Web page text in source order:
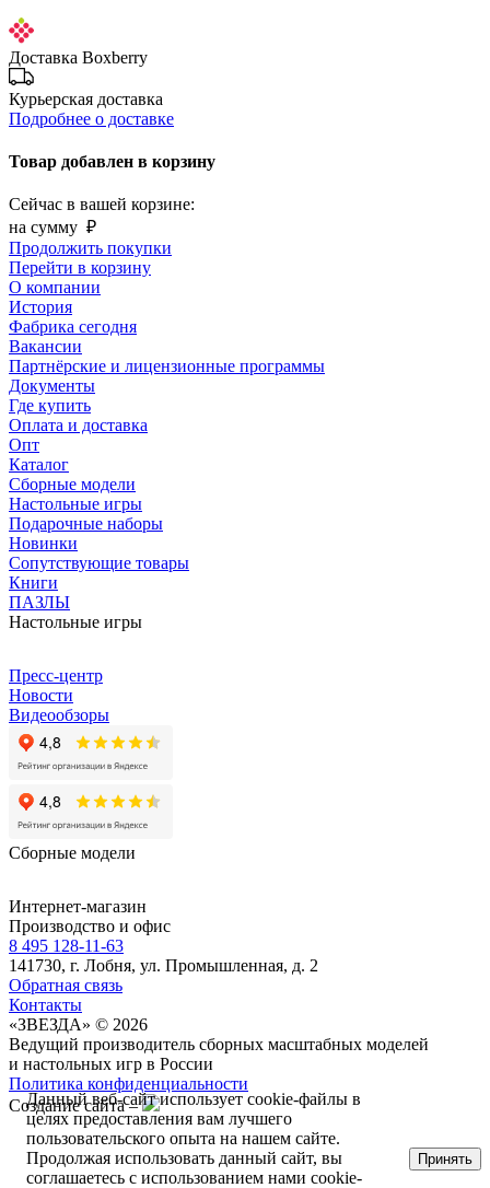
Доставка Boxberry
Курьерская доставка
Подробнее о доставке
Товар добавлен в корзину
Сейчас в вашей корзине:
на сумму ₽
Продолжить покупки
Перейти в корзину
О компании
История
Фабрика сегодня
Вакансии
Партнёрские и лицензионные программы
Документы
Где купить
Оплата и доставка
Опт
Каталог
Сборные модели
Настольные игры
Подарочные наборы
Новинки
Сопутствующие товары
Книги
ПАЗЛЫ
Настольные игры
Пресс-центр
Новости
Видеообзоры
Сборные модели
Интернет-магазин
Производство и офис
8 495 128-11-63
141730, г. Лобня, ул. Промышленная, д. 2
Обратная связь
Контакты
«ЗВЕЗДА» © 2026
Ведущий производитель сборных масштабных моделей
и настольных игр в России
Политика конфиденциальности
Создание сайта –
Данный веб-сайт использует cookie-файлы в
целях предоставления вам лучшего
пользовательского опыта на нашем сайте.
Продолжая использовать данный сайт, вы
соглашаетесь с использованием нами cookie-
Принять